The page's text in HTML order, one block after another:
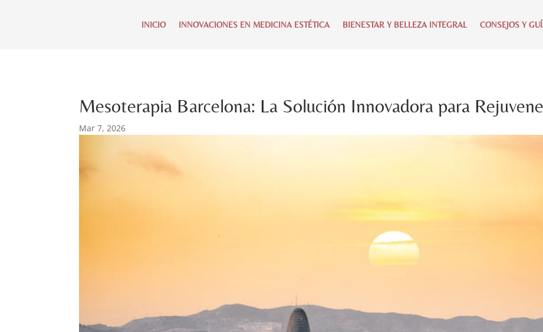
INICIO INNOVACIONES EN MEDICINA ESTÉTICA BIENESTAR Y BELLEZA INTEGRAL CONSEJOS Y
Mesoterapia Barcelona: La Solución Innovadora para
Mar 7, 2026